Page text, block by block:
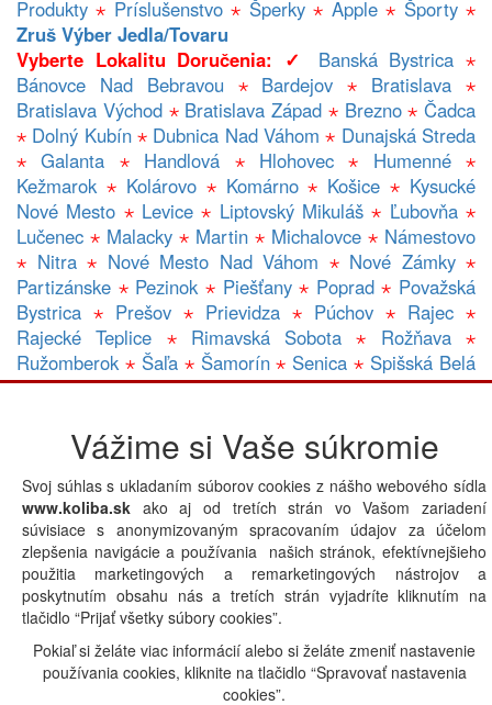
Produkty ⋆ Príslušenstvo⋆ Šperky⋆ Apple⋆ Športy⋆
Zruš Výber Jedla/tovaru
Vyberte Lokalitu Doručenia: ✓
Banská Bystrica ⋆
Bánovce Nad Bebravou ⋆ Bardejov ⋆ Bratislava ⋆
Bratislava Východ⋆ Bratislava Západ ⋆ Brezno⋆ Čadca
⋆ Dolný Kubín⋆ Dubnica Nad Váhom ⋆ Dunajská Streda
⋆Galanta ⋆ Handlová ⋆ Hlohovec⋆ Humenné⋆
Kežmarok⋆ Kolárovo⋆ Komárno⋆ Košice ⋆ Kysucké
Nové Mesto ⋆ Levice ⋆ Liptovský Mikuláš ⋆ Ľubovňa⋆
Lučenec ⋆ Malacky ⋆ Martin ⋆ Michalovce ⋆ Námestovo
⋆ Nitra⋆ Nové Mesto Nad Váhom ⋆ Nové Zámky⋆
Partizánske ⋆ Pezinok⋆ Piešťany⋆ Poprad⋆ Považská
Bystrica ⋆ Prešov ⋆ Prievidza ⋆ Púchov ⋆ Rajec ⋆
Rajecké Teplice ⋆ Rimavská Sobota ⋆ Rožňava⋆
Ružomberok⋆ Šaľa⋆ Šamorín⋆ Senica ⋆ Spišská Belá
⋆Spišská Nová Ves⋆Trebišov⋆Topolčany⋆Trenčín⋆
Zlaté Moravce⋆Zvolen ⋆Žilina⋆
Gastro prevádzky v lokalite CADCA:
|B | | |F|
|H|CH|I|J|K|L|M|N|O|P|Q|R|S|T|U|V|
W|X|Y|Z |Iná lokalita
Powered by
Vážime si Vaše súkromie
Svoj súhlas s ukladaním súborov cookies z nášho webového sídla
www.koliba.sk ako aj od tretích strán vo Vašom zariadení
súvisiace s anonymizovaným spracovaním údajov za účelom
zlepšenia navigácie a používania našich stránok, efektívnejšieho
použitia marketingových a remarketingových nástrojov a
poskytnutím obsahu nás a tretích strán vyjadríte kliknutím na
tlačidlo “Prijať všetky súbory cookies”.
Pokiaľ si želáte viac informácií alebo si želáte zmeniť nastavenie
používania cookies, kliknite na tlačidlo “Spravovať nastavenia
cookies”.